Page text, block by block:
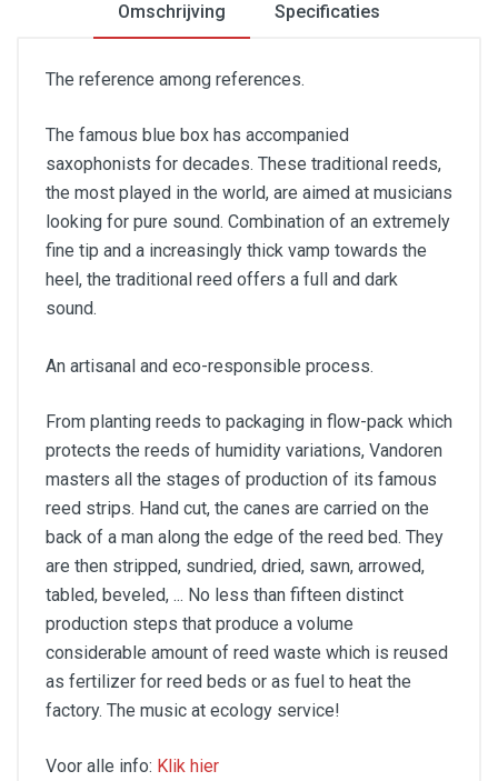
Omschrijving Specificaties
The reference among references.
The famous blue box has accompanied
saxophonists for decades. These traditional reeds,
the most played in the world, are aimed at musicians
looking for pure sound. Combination of an extremely
fine tip and a increasingly thick vamp towards the
heel, the traditional reed offers a full and dark
sound.
An artisanal and eco-responsible process.
From planting reeds to packaging in flow-pack which
protects the reeds of humidity variations, Vandoren
masters all the stages of production of its famous
reed strips. Hand cut, the canes are carried on the
back of a man along the edge of the reed bed. They
are then stripped, sundried, dried, sawn, arrowed,
tabled, beveled, ... No less than fifteen distinct
production steps that produce a volume
considerable amount of reed waste which is reused
as fertilizer for reed beds or as fuel to heat the
factory. The music at ecology service!
Voor alle info: Klik hier